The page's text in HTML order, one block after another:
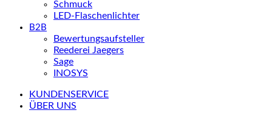
Schmuck
LED-Flaschenlichter
B2B
Bewertungsaufsteller
Reederei Jaegers
Sage
INOSYS
KUNDENSERVICE
ÜBER UNS